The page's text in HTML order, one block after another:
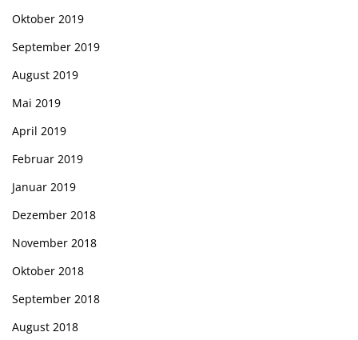
Oktober 2019
September 2019
August 2019
Mai 2019
April 2019
Februar 2019
Januar 2019
Dezember 2018
November 2018
Oktober 2018
September 2018
August 2018